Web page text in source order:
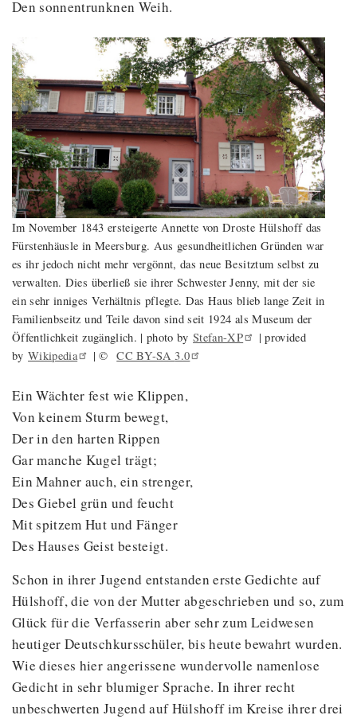
Den sonnentrunknen Weih.
Im November 1843 ersteigerte Annette von Droste Hülshoff das
Fürstenhäusle in Meersburg. Aus gesundheitlichen Gründen war
es ihr jedoch nicht mehr vergönnt, das neue Besitztum selbst zu
verwalten. Dies überließ sie ihrer Schwester Jenny, mit der sie
ein sehr inniges Verhältnis pflegte. Das Haus blieb lange Zeit in
Familienbseitz und Teile davon sind seit 1924 als Museum der
Öffentlichkeit zugänglich. | photo byStefan-XP
| provided
byWikipedia | ©CC BY-SA3.0
Ein Wächter fest wie Klippen,
Von keinem Sturm bewegt,
Der in den harten Rippen
Gar manche Kugel trägt;
Ein Mahner auch, ein strenger,
Des Giebel grün und feucht
Mit spitzem Hut und Fänger
Des Hauses Geist besteigt.
Schon in ihrer Jugend entstanden erste Gedichte auf
Hülshoff, die von der Mutter abgeschrieben und so, zum
Glück für die Verfasserin aber sehr zum Leidwesen
heutiger Deutschkursschüler, bis heute bewahrt wurden.
Wie dieses hier angerissene wundervolle namenlose
Gedicht in sehr blumiger Sprache. In ihrer recht
unbeschwerten Jugend auf Hülshoff im Kreise ihrer drei